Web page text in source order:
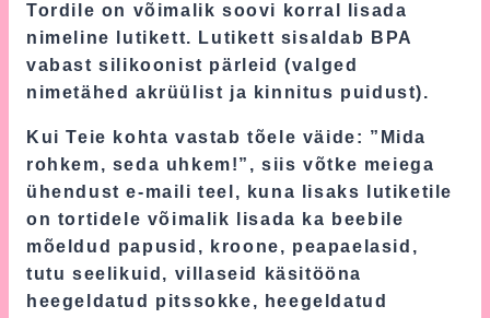
Tordile on võimalik soovi korral lisada
nimeline lutikett. Lutikett sisaldab BPA
vabast silikoonist pärleid (valged
nimetähed akrüülist ja kinnitus puidust).
Kui Teie kohta vastab tõele väide: ”Mida
rohkem, seda uhkem!”, siis võtke meiega
ühendust e-maili teel, kuna lisaks lutiketile
on tortidele võimalik lisada ka beebile
mõeldud papusid, kroone, peapaelasid,
tutu seelikuid, villaseid käsitööna
heegeldatud pitssokke, heegeldatud